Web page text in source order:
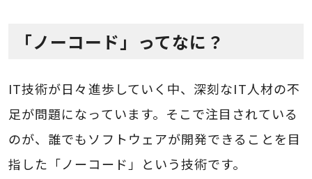
「ノーコード」ってなに？
IT技術が日々進歩していく中、深刻なIT人材の不
足が問題になっています。そこで注目されている
のが、誰でもソフトウェアが開発できることを目
指した「ノーコード」という技術です。